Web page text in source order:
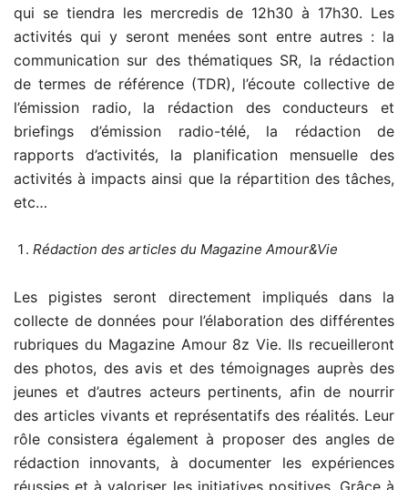
qui se tiendra les mercredis de 12h30 à 17h30. Les
activités qui y seront menées sont entre autres : la
communication sur des thématiques SR, la rédaction
de termes de référence (TDR), l’écoute collective de
l’émission radio, la rédaction des conducteurs et
briefings d’émission radio-télé, la rédaction de
rapports d’activités, la planification mensuelle des
activités à impacts ainsi que la répartition des tâches,
etc…
Rédaction des articles du Magazine Amour&Vie
Les pigistes seront directement impliqués dans la
collecte de données pour l’élaboration des différentes
rubriques du Magazine Amour 8z Vie. Ils recueilleront
des photos, des avis et des témoignages auprès des
jeunes et d’autres acteurs pertinents, afin de nourrir
des articles vivants et représentatifs des réalités. Leur
rôle consistera également à proposer des angles de
rédaction innovants, à documenter les expériences